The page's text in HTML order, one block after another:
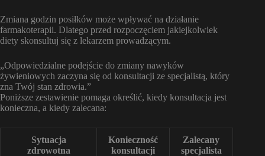
Zmiana godzin posiłków może wpływać na działanie
farmakoterapii. Dlatego przed rozpoczęciem jakiejkolwiek
diety skonsultuj się z lekarzem prowadzącym.
„Odpowiedzialne podejście do zmiany nawyków
żywieniowych zaczyna się od konsultacji ze specjalistą, który
zna Twój stan zdrowia.”
Poniższe zestawienie pomaga określić, kiedy konsultacja jest
konieczna, a kiedy zalecana:
Sytuacja
zdrowotna
Konieczność
konsultacji
Zalecany
specjalista